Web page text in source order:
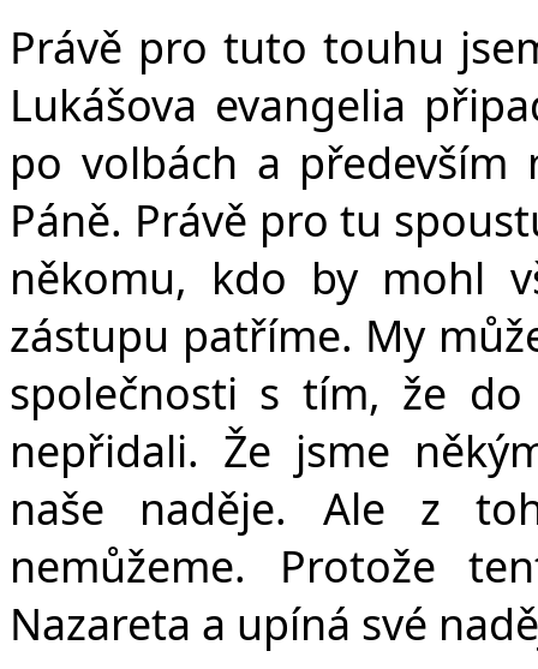
Právě pro tuto touhu
Lukášova evangelia
po volbách a především
Páně. Právě pro tu
někomu, kdo by mohl
zástupu patříme. My
společnosti s tím, že
nepřidali. Že jsme
naše naděje. Ale z
nemůžeme. Protože
Nazareta a upíná své